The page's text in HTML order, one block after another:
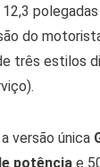
do
três estilos
versão única
potênciae